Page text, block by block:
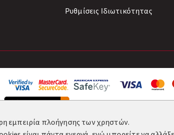
Ρυθμίσεις Ιδιωτικότητας
εμπειρία πλοήγησης των χρηστών.